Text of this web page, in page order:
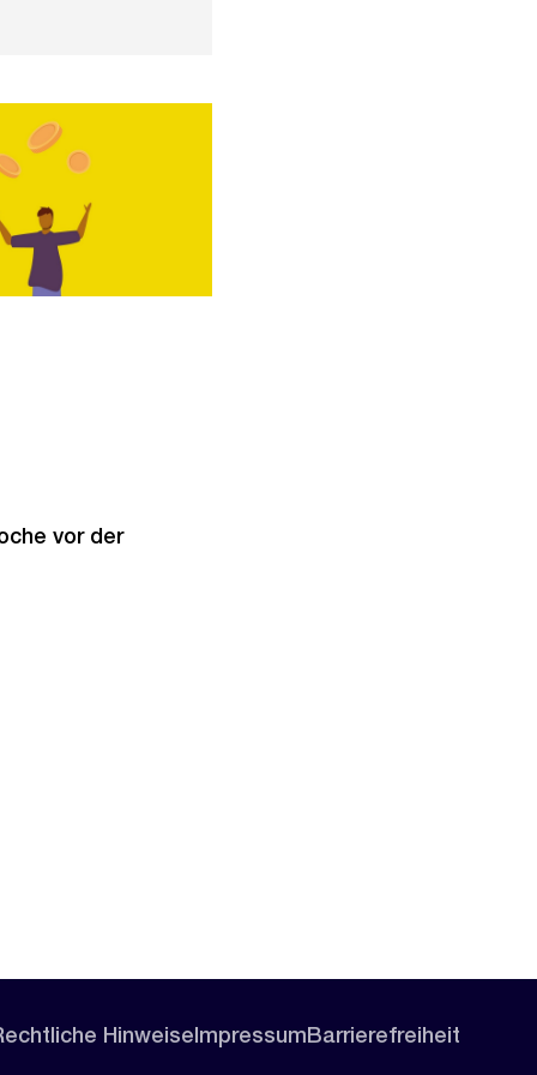
vor der
HinweiseImpressumBarrierefreiheit